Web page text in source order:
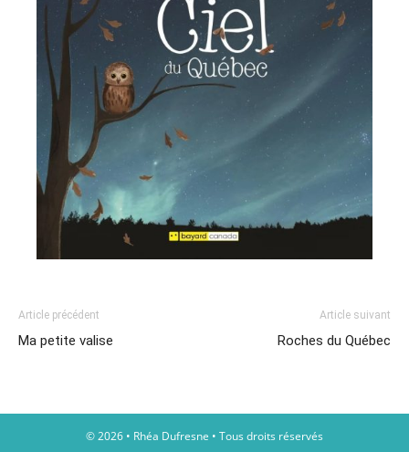
Article précédent
Ma petite valise
Article suivant
Roches du Québec
© 2026 • Rhéa Dufresne • Tous droits réservés